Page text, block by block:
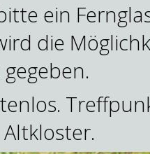
ein
die